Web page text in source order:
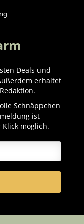
Deals und
erhaltet
Schnäppchen
ist
möglich.